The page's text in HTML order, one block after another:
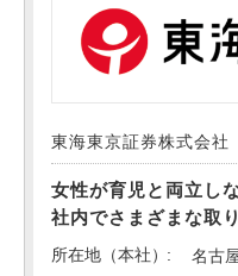
東海東京証券株式会社
女性が育児と両立し
社内でさまざまな取
所在地（本社）
名古